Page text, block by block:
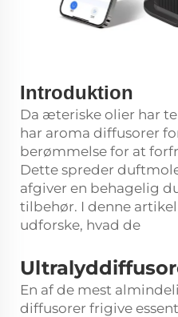
Introduktion
Da æteriske olier har
har aroma diffusorer
berømmelse for at
Dette spreder
afgiver en behagelig
tilbehør. I denne
udforske, hvad de
En af de mest
diffusorer frigive